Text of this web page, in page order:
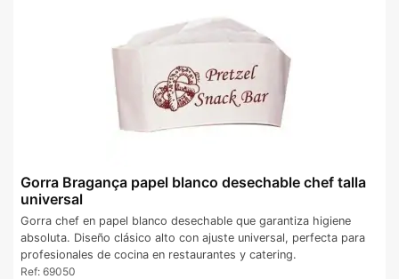
Gorra Bragança papel blanco desechable chef talla
universal
Gorra chef en papel blanco desechable que garantiza higiene
absoluta. Diseño clásico alto con ajuste universal, perfecta para
profesionales de cocina en restaurantes y catering.
Ref: 69050